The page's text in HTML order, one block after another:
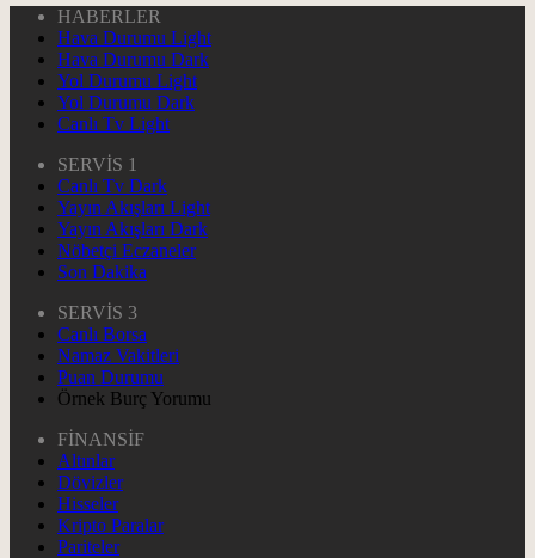
HABERLER
Hava Durumu Light
Hava Durumu Dark
Yol Durumu Light
Yol Durumu Dark
Canlı Tv Light
SERVİS 1
Canlı Tv Dark
Yayın Akışları Light
Yayın Akışları Dark
Nöbetçi Eczaneler
Son Dakika
SERVİS 3
Canlı Borsa
Namaz Vakitleri
Puan Durumu
Örnek Burç Yorumu
FİNANSİF
Altınlar
Dövizler
Hisseler
Kripto Paralar
Pariteler